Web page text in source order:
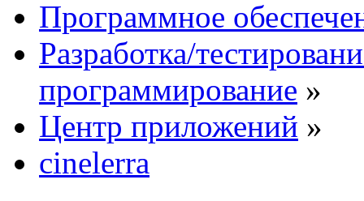
Программное
Разработка/
программирование »
Центр приложений »
cinelerra